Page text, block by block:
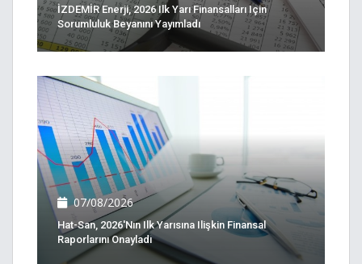
İZDEMİR Enerji, 2026 Ilk Yarı Finansalları Için
Sorumluluk Beyanını Yayımladı
07/08/2026
Hat-San, 2026'nın Ilk Yarısına Ilişkin Finansal
Raporlarını Onayladı